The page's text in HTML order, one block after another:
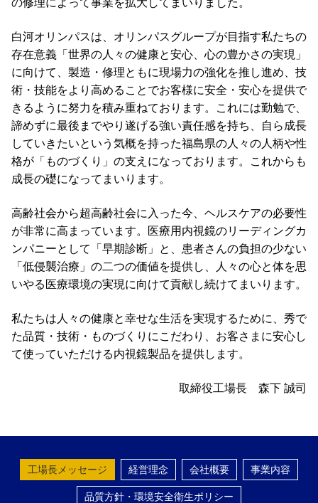
白河オリンパスは、オリンパスグループが目指す私たちの
存在意義「世界の人々の健康と安心、心の豊かさの実現」
に向けて、製造・修理ともに現場力の強化を推し進め、技
術・技能をより高めることでお客様に安全・安心を提供で
きるように努力を積み重ねております。これには勤勉で、
諦めずに最後までやり遂げる強い責任感を持ち、自ら成長
していきたいという気概を持った福島県の人々の人柄や性
格が「ものづくり」の支えになっております。これからも
成長の礎になってまいります。
高齢社会から超高齢社会に入った今、ヘルスケアの必要性
が非常に高まっています。医療用内視鏡のリーディングカ
ンパニーとして「早期診断」と、患者さんの負担の少ない
「低侵襲治療」の二つの価値を提供し、人々の心と体を思
いやる医療環境の実現に向けて貢献し続けてまいります。
私たちは人々の健康と幸せな生活を実現するために、秀で
た品質・技術・ものづくりにこだわり、お客さまに安心し
て使っていただける内視鏡製品を提供します。
取締役工場長 森下 誠司
工場長メッセージ 経営理念 会社概要
事業内容
品質方針・環境安全衛生ポリシー